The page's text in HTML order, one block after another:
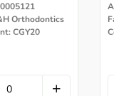
Orthodontics
CGY20